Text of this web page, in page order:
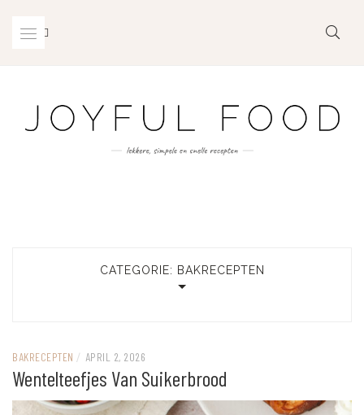
CATEGORIE: BAKRECEPTEN
BAKRECEPTEN / APRIL 2, 2026
Wentelteefjes Van Suikerbrood